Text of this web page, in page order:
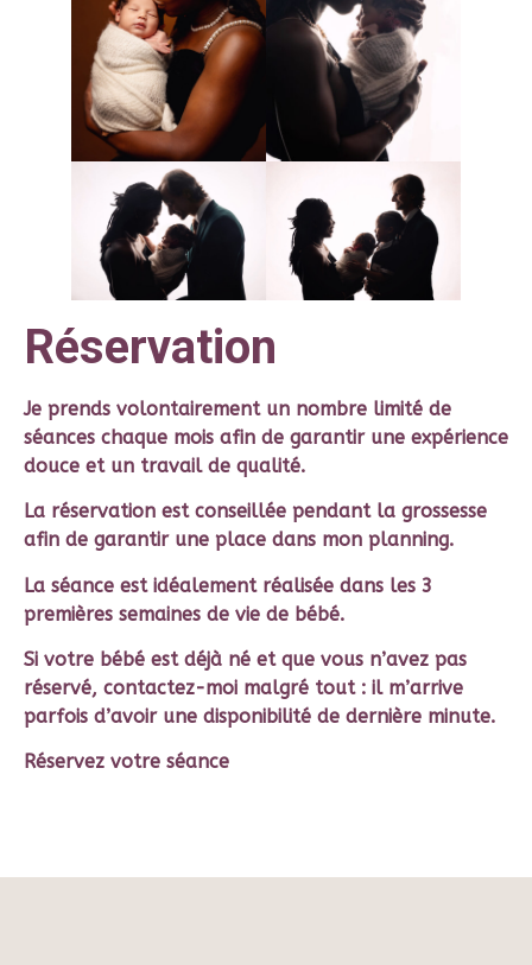
Réservation
Je prends volontairement un nombre limité de
séances chaque mois afin de garantir une expérience
douce et un travail de qualité.
La réservation est conseillée pendant la grossesse
afin de garantir une place dans mon planning.
La séance est idéalement réalisée dans les 3
premières semaines de vie de bébé.
Si votre bébé est déjà né et que vous n’avez pas
réservé, contactez-moi malgré tout : il m’arrive
parfois d’avoir une disponibilité de dernière minute.
Réservez votre séance